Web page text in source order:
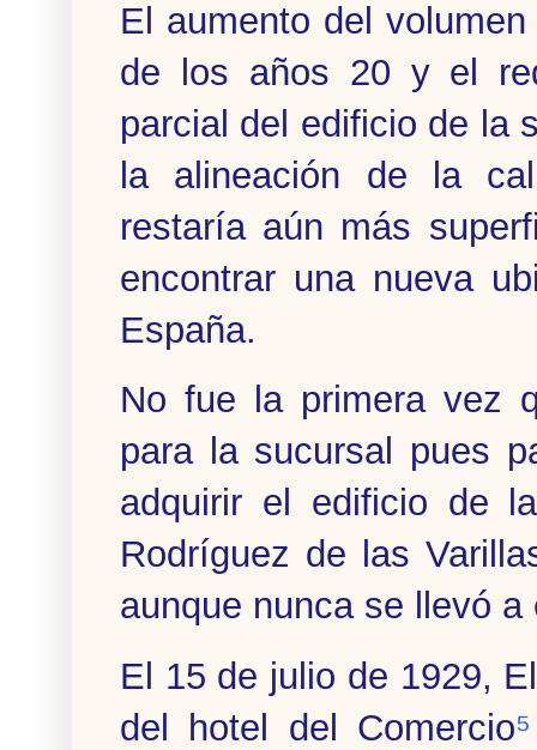
El aumento del
de los años 20 y el
parcial del edificio de la
la alineación de la
restaría aún más
encontrar una nueva
España.
No fue la primera vez
para la sucursal pues
adquirir el edificio de
Rodríguez de las
aunque nunca se llevó a
El 15 de julio de 1929,
del hotel del Comercio⁵